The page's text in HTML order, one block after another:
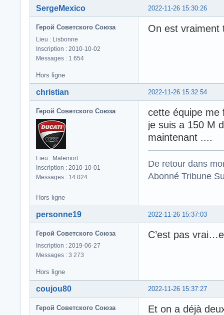
2022-11-26 15:30:26
SergeMexico
Герой Советского Союза
Lieu : Lisbonne
Inscription : 2010-10-02
Messages : 1 654
On est vraiment
Hors ligne
2022-11-26 15:32:54
christian
Герой Советского Союза
Lieu : Malemort
Inscription : 2010-10-01
Messages : 14 024
cette équipe me
je suis a 150 M
maintenant ....
De retour dans
Abonné Tribune
Hors ligne
2022-11-26 15:37:03
personne19
Герой Советского Союза
Inscription : 2019-06-27
Messages : 3 273
C’est pas
Hors ligne
2022-11-26 15:37:27
coujou80
Герой Советского Союза
Et on a déjà